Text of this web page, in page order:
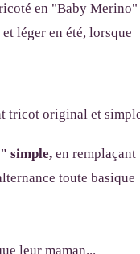
en "Baby Merino"
léger en été, lorsque
simple, en remplaçant
toute basique
leur maman...